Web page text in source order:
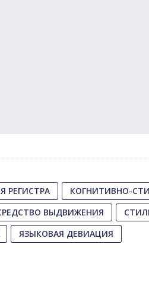
РЕГИСТРА
КОГНИТИВНО-
ВЫДВИЖЕНИЯ
ЯЗЫКОВАЯ ДЕВИАЦИЯ